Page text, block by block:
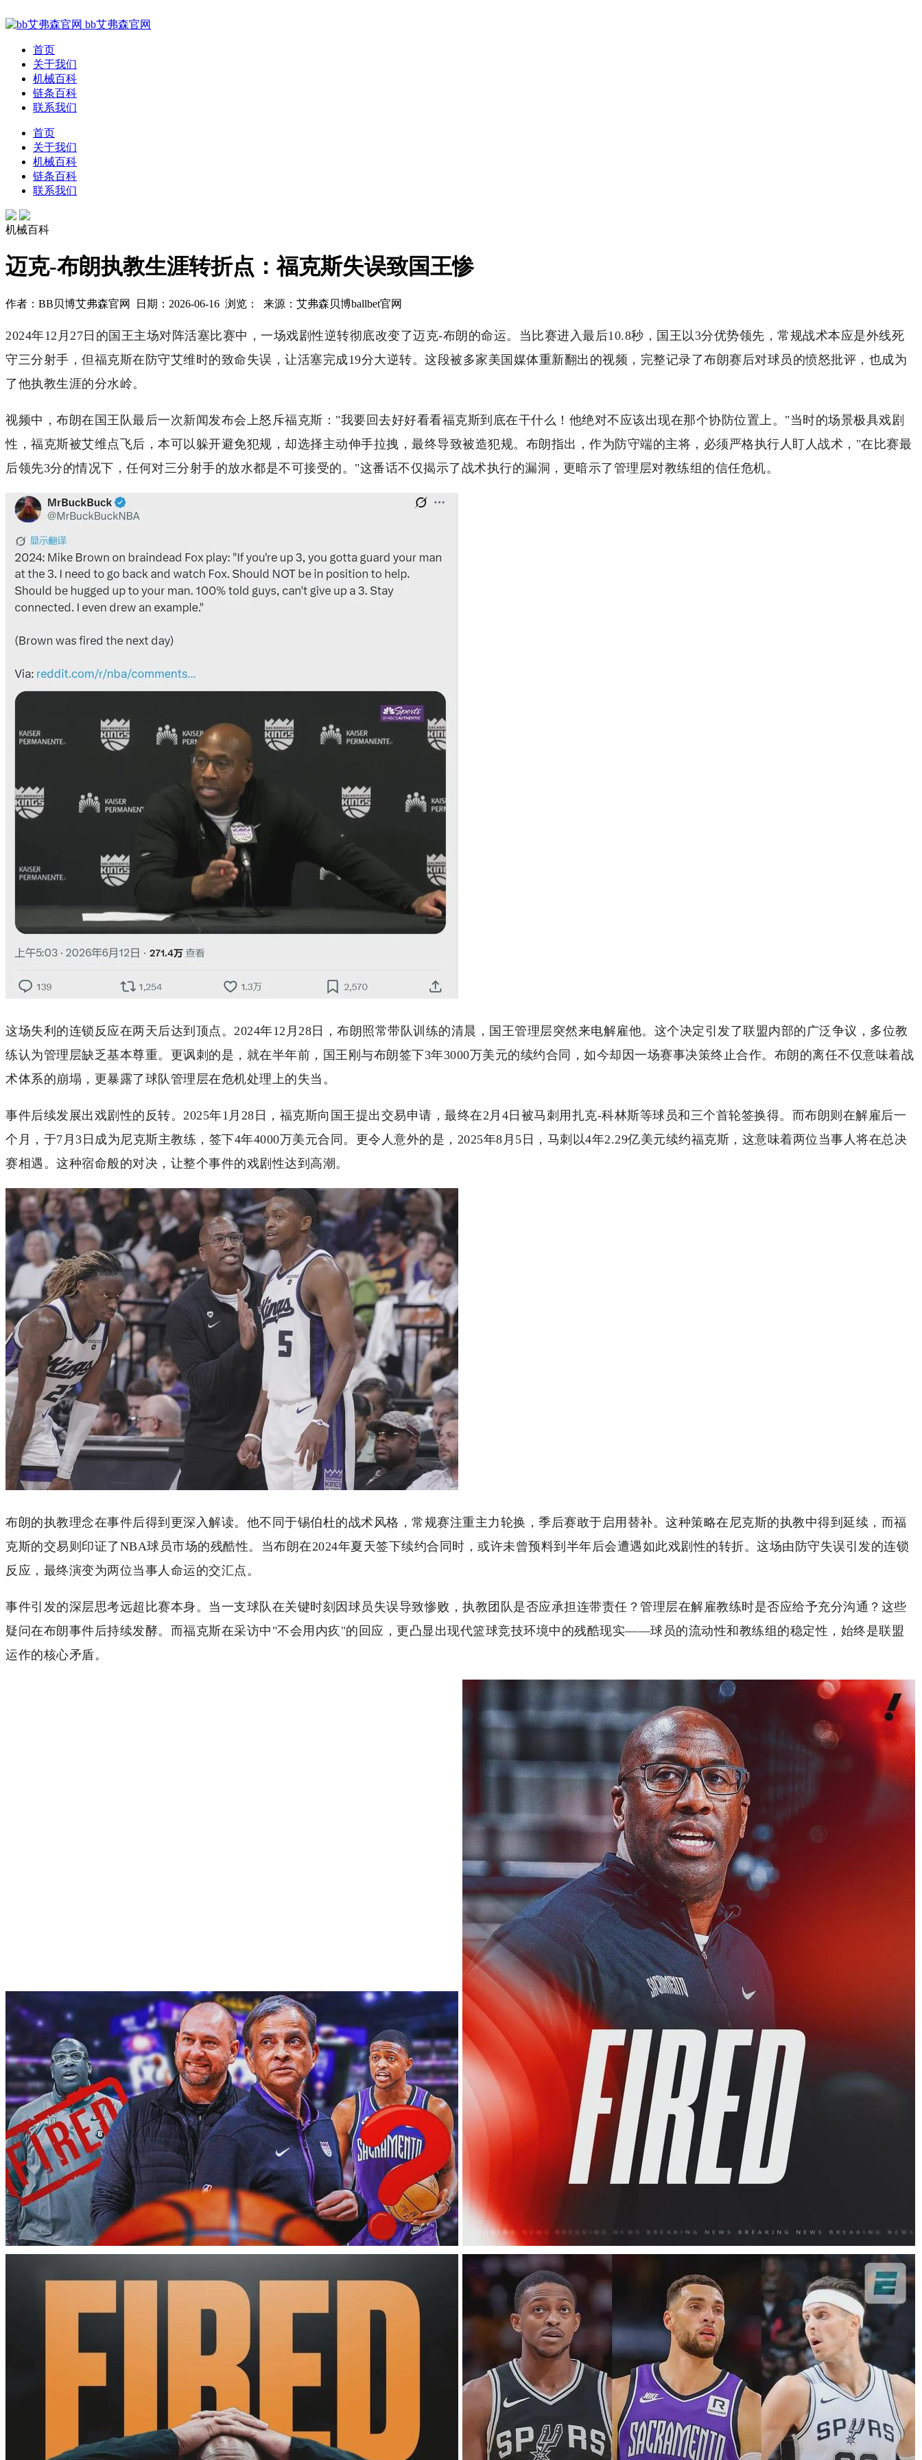
bb艾弗森官网
首页
关于我们
机械百科
链条百科
联系我们
首页
关于我们
机械百科
链条百科
联系我们
机械百科
迈克-布朗执教生涯转折点：福克斯失误致国王惨
作者：BB贝博艾弗森官网 日期：2026-06-16 浏览： 来源：艾弗森贝博ballbet官网
2024年12月27日的国王主场对阵活塞比赛中，一场戏剧性逆转彻底改变了迈克-布朗的命运。当比赛进入最后10.8秒，国王以3分优势领先，常规战术本应是外线死
守三分射手，但福克斯在防守艾维时的致命失误，让活塞完成19分大逆转。这段被多家美国媒体重新翻出的视频，完整记录了布朗赛后对球员的愤怒批评，也成为
了他执教生涯的分水岭。
视频中，布朗在国王队最后一次新闻发布会上怒斥福克斯："我要回去好好看看福克斯到底在干什么！他绝对不应该出现在那个协防位置上。"当时的场景极具戏剧
性，福克斯被艾维点飞后，本可以躲开避免犯规，却选择主动伸手拉拽，最终导致被造犯规。布朗指出，作为防守端的主将，必须严格执行人盯人战术，"在比赛最
后领先3分的情况下，任何对三分射手的放水都是不可接受的。"这番话不仅揭示了战术执行的漏洞，更暗示了管理层对教练组的信任危机。
这场失利的连锁反应在两天后达到顶点。2024年12月28日，布朗照常带队训练的清晨，国王管理层突然来电解雇他。这个决定引发了联盟内部的广泛争议，多位教
练认为管理层缺乏基本尊重。更讽刺的是，就在半年前，国王刚与布朗签下3年3000万美元的续约合同，如今却因一场赛事决策终止合作。布朗的离任不仅意味着战
术体系的崩塌，更暴露了球队管理层在危机处理上的失当。
事件后续发展出戏剧性的反转。2025年1月28日，福克斯向国王提出交易申请，最终在2月4日被马刺用扎克-科林斯等球员和三个首轮签换得。而布朗则在解雇后一
个月，于7月3日成为尼克斯主教练，签下4年4000万美元合同。更令人意外的是，2025年8月5日，马刺以4年2.29亿美元续约福克斯，这意味着两位当事人将在总决
赛相遇。这种宿命般的对决，让整个事件的戏剧性达到高潮。
布朗的执教理念在事件后得到更深入解读。他不同于锡伯杜的战术风格，常规赛注重主力轮换，季后赛敢于启用替补。这种策略在尼克斯的执教中得到延续，而福
克斯的交易则印证了NBA球员市场的残酷性。当布朗在2024年夏天签下续约合同时，或许未曾预料到半年后会遭遇如此戏剧性的转折。这场由防守失误引发的连锁
反应，最终演变为两位当事人命运的交汇点。
事件引发的深层思考远超比赛本身。当一支球队在关键时刻因球员失误导致惨败，执教团队是否应承担连带责任？管理层在解雇教练时是否应给予充分沟通？这些
疑问在布朗事件后持续发酵。而福克斯在采访中"不会用内疚"的回应，更凸显出现代篮球竞技环境中的残酷现实——球员的流动性和教练组的稳定性，始终是联盟
运作的核心矛盾。